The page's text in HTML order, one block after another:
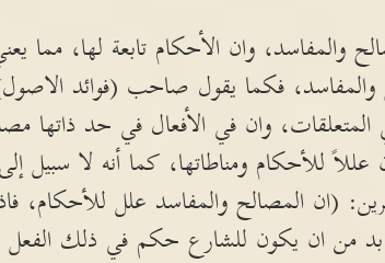
والمفاسد، وان الأحكام تابعة لها،
والمفاسد، فكما يقول صاحب (فوائد
المتعلقات، وان في الأفعال في حد ذاتها
للأحكام ومناطاتها، كما أنه لا سبيل
(ان المصالح والمفاسد علل للأحكام،
من ان يكون للشارع حكم في ذلك الفعل